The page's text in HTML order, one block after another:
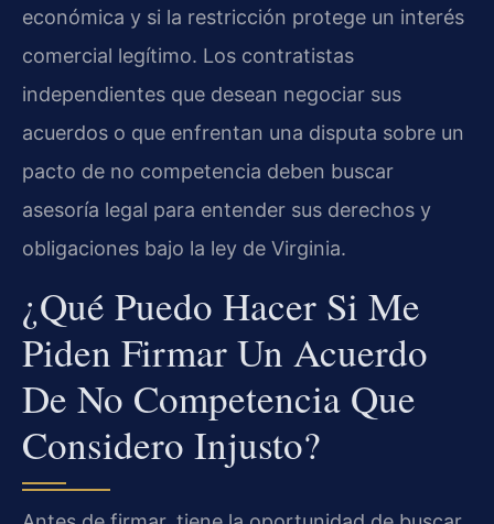
económica y si la restricción protege un interés
comercial legítimo. Los contratistas
independientes que desean negociar sus
acuerdos o que enfrentan una disputa sobre un
pacto de no competencia deben buscar
asesoría legal para entender sus derechos y
obligaciones bajo la ley de Virginia.
¿Qué Puedo Hacer Si Me
Piden Firmar Un Acuerdo
De No Competencia Que
Considero Injusto?